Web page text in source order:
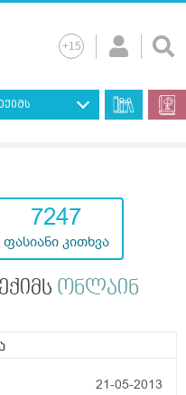
7247
ფასიანი კითხვა
ონლაინ
21-05-2013